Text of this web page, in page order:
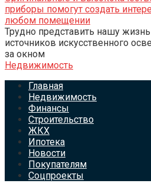
приборы помогут создать
любом помещении
Трудно представить нашу
источников искусственного
за окном
Недвижимость
Главная
Недвижимость
Финансы
Строительство
ЖКХ
Ипотека
Новости
Покупателям
Соцпроекты